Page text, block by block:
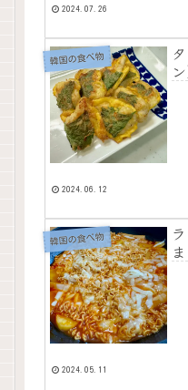
2024.07.26
韓国の食べ物
2024.06.12
韓国の食べ物
2024.05.11